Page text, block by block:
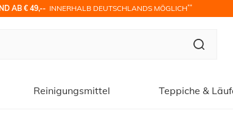
AB € 49,-- INNERHALB DEUTSCHLANDS MÖGLICH**
Reinigungsmittel Teppiche &